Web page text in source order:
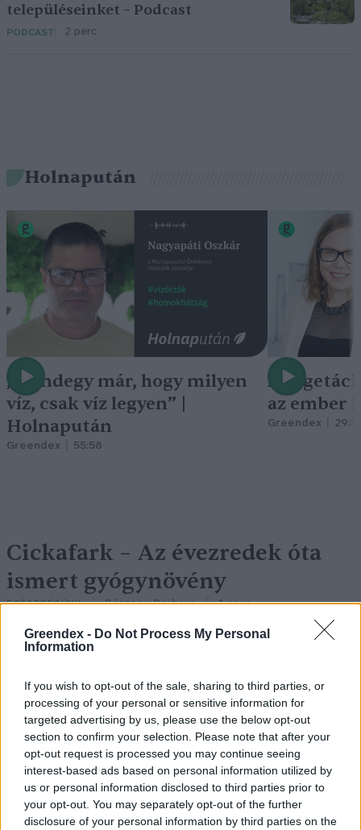
Greendex - Do Not Process My Personal
Information
If you wish to opt-out of the sale, sharing to third parties, or
processing of your personal or sensitive information for
targeted advertising by us, please use the below opt-out
section to confirm your selection. Please note that after your
opt-out request is processed you may continue seeing
interest-based ads based on personal information utilized by
us or personal information disclosed to third parties prior to
your opt-out. You may separately opt-out of the further
disclosure of your personal information by third parties on the
településeinket – Podcast
PODCAST 2 perc
Holnapután
„Mindegy már, hogy milyen
víz, csak víz legyen” |
Holnapután
Greendex 55:58
A
az ember
Greendex
Cickafark – Az évezredek óta
ismert gyógynövény
EGÉSZSÉGÜNK Börzsey Barbara 1 perc